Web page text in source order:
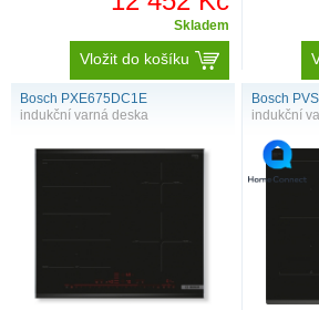
Skladem
Vložit do košíku
Bosch PXE675DC1E
indukční varná deska
Bosch
indukční